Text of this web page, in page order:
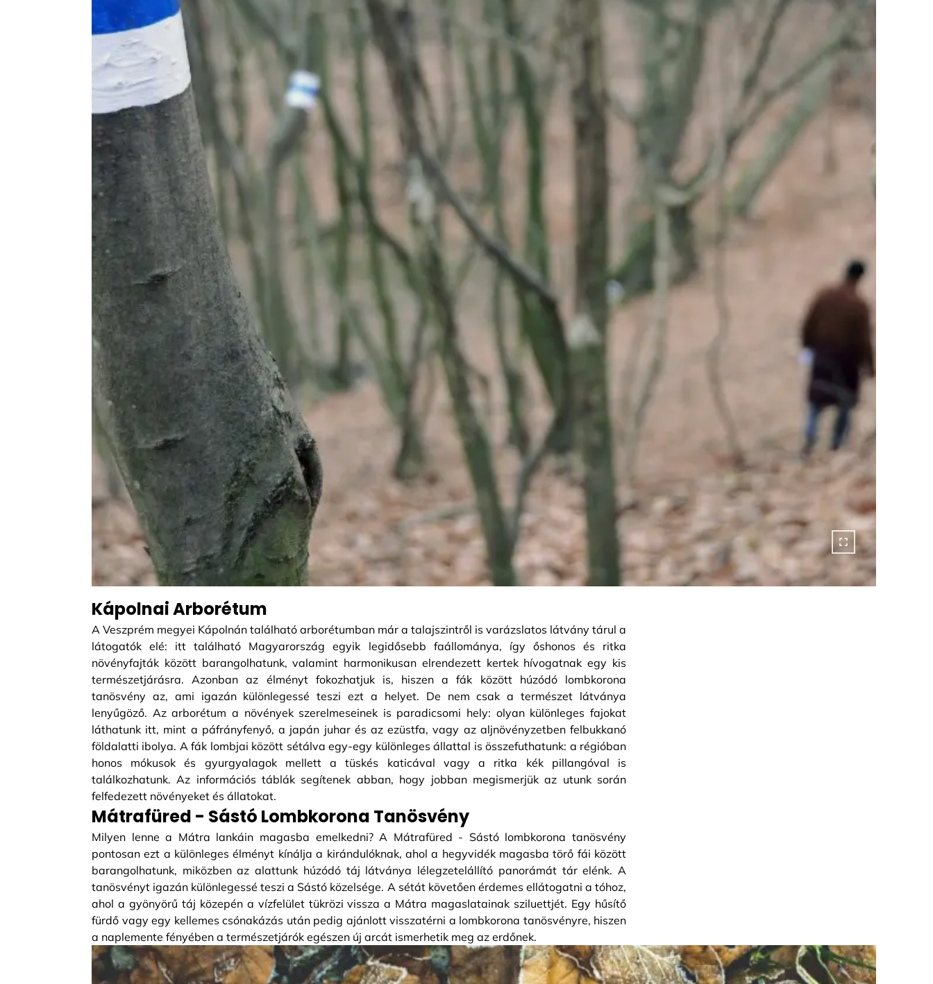
Kápolnai Arborétum
A Veszprém megyei Kápolnán található arborétumban már a talajszintről is varázslatos látvány tárul a
látogatók elé: itt található Magyarország egyik legidősebb faállománya, így őshonos és ritka
növényfajták között barangolhatunk, valamint harmonikusan elrendezett kertek hívogatnak egy kis
természetjárásra. Azonban az élményt fokozhatjuk is, hiszen a fák között húzódó lombkorona
tanösvény az, ami igazán különlegessé teszi ezt a helyet. De nem csak a természet látványa
lenyűgöző. Az arborétum a növények szerelmeseinek is paradicsomi hely: olyan különleges fajokat
láthatunk itt, mint a páfrányfenyő, a japán juhar és az ezüstfa, vagy az aljnövényzetben felbukkanó
földalatti ibolya. A fák lombjai között sétálva egy-egy különleges állattal is összefuthatunk: a régióban
honos mókusok és gyurgyalagok mellett a tüskés katicával vagy a ritka kék pillangóval is
találkozhatunk. Az információs táblák segítenek abban, hogy jobban megismerjük az utunk során
felfedezett növényeket és állatokat.
Mátrafüred - Sástó Lombkorona Tanösvény
Milyen lenne a Mátra lankáin magasba emelkedni? A Mátrafüred - Sástó lombkorona tanösvény
pontosan ezt a különleges élményt kínálja a kirándulóknak, ahol a hegyvidék magasba törő fái között
barangolhatunk, miközben az alattunk húzódó táj látványa lélegzetelállító panorámát tár elénk. A
tanösvényt igazán különlegessé teszi a Sástó közelsége. A sétát követően érdemes ellátogatni a tóhoz,
ahol a gyönyörű táj közepén a vízfelület tükrözi vissza a Mátra magaslatainak sziluettjét. Egy hűsítő
fürdő vagy egy kellemes csónakázás után pedig ajánlott visszatérni a lombkorona tanösvényre, hiszen
a naplemente fényében a természetjárók egészen új arcát ismerhetik meg az erdőnek.